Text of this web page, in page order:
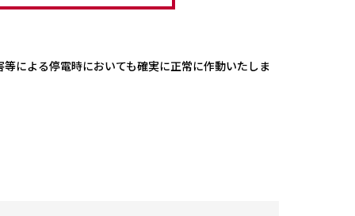
による停電時においても確実に正常に作動いたしま